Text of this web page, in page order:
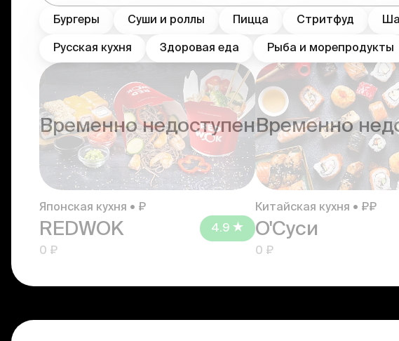
Бургеры Суши и роллы Пицца Стритфуд
Русская кухня Здоровая еда Рыба и морепродукты
Временно недоступен
Японская кухня • ₽
REDWOK
0 ₽
4.9
Временно
Китайская кухня • ₽₽
О'Суси
0 ₽